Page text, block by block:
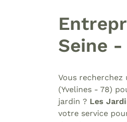
Code Captcha
Rafraîchir le captcha
En cochant cette case, vous
commerciales à l'adresse email
à tout moment en utilisantle
Seine -
Vous recherchez
(Yvelines - 78)
jardin ? Les
votre service